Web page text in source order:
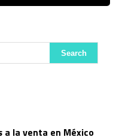
la venta en México